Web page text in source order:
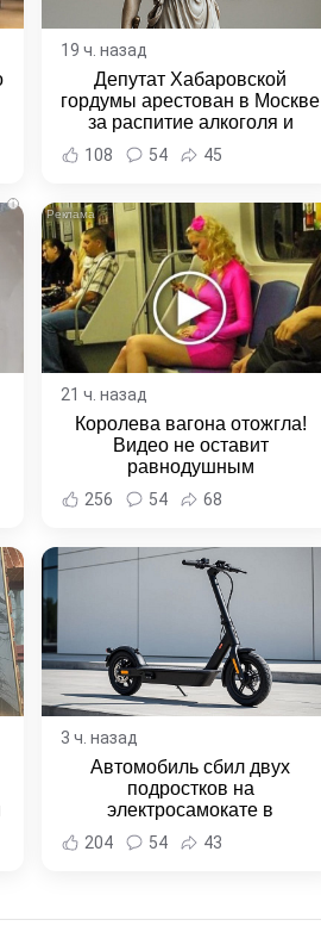
19 ч. назад
Депутат Хабаровской
гордумы арестован в Москве
за распитие алкоголя и
неповиновение полиции -
Новости Хабаровска и
108 54 45
i
21 ч. назад
Королева вагона отожгла!
Видео не оставит
равнодушным
256 54 68
3 ч. назад
Автомобиль сбил двух
подростков на
электросамокате в
Комсомольске-на-Амуре -
Новости Хабаровска и
204 54 43